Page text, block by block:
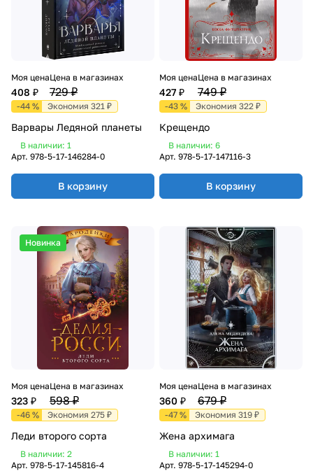
Моя цена
408 ₽
Цена в магазинах
729 ₽
-44 % Экономия 321 ₽
Варвары Ледяной планеты
В наличии: 1
Арт. 978-5-17-146284-0
В корзину
Моя цена
427 ₽
Цена в магазинах
749 ₽
-43 % Экономия 322 ₽
Крещендо
В наличии: 6
Арт. 978-5-17-147116-3
В корзину
Новинка
Моя цена
323 ₽
Цена в магазинах
598 ₽
-46 % Экономия 275 ₽
Леди второго сорта
В наличии: 2
Арт. 978-5-17-145816-4
Моя цена
360 ₽
Цена в магазинах
679 ₽
-47 % Экономия 319 ₽
Жена архимага
В наличии: 1
Арт. 978-5-17-145294-0